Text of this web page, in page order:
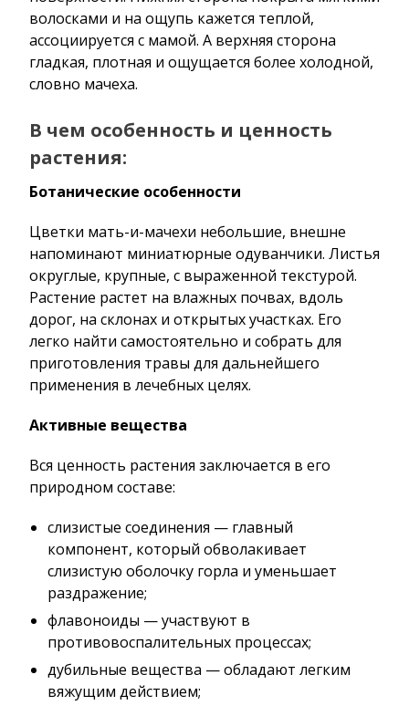
волосками и на ощупь кажется теплой,
ассоциируется с мамой. А верхняя сторона
гладкая, плотная и ощущается более холодной,
словно мачеха.
В чем особенность и ценность
растения:
Ботанические особенности
Цветки мать-и-мачехи небольшие, внешне
напоминают миниатюрные одуванчики. Листья
округлые, крупные, с выраженной текстурой.
Растение растет на влажных почвах, вдоль
дорог, на склонах и открытых участках. Его
легко найти самостоятельно и собрать для
приготовления травы для дальнейшего
применения в лечебных целях.
Активные вещества
Вся ценность растения заключается в его
природном составе:
слизистые соединения — главный
компонент, который обволакивает
слизистую оболочку горла и уменьшает
раздражение;
флавоноиды — участвуют в
противовоспалительных процессах;
дубильные вещества — обладают легким
вяжущим действием;